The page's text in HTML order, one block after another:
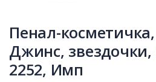
Пенал-
Джинс, звездочки,
2252, Имп